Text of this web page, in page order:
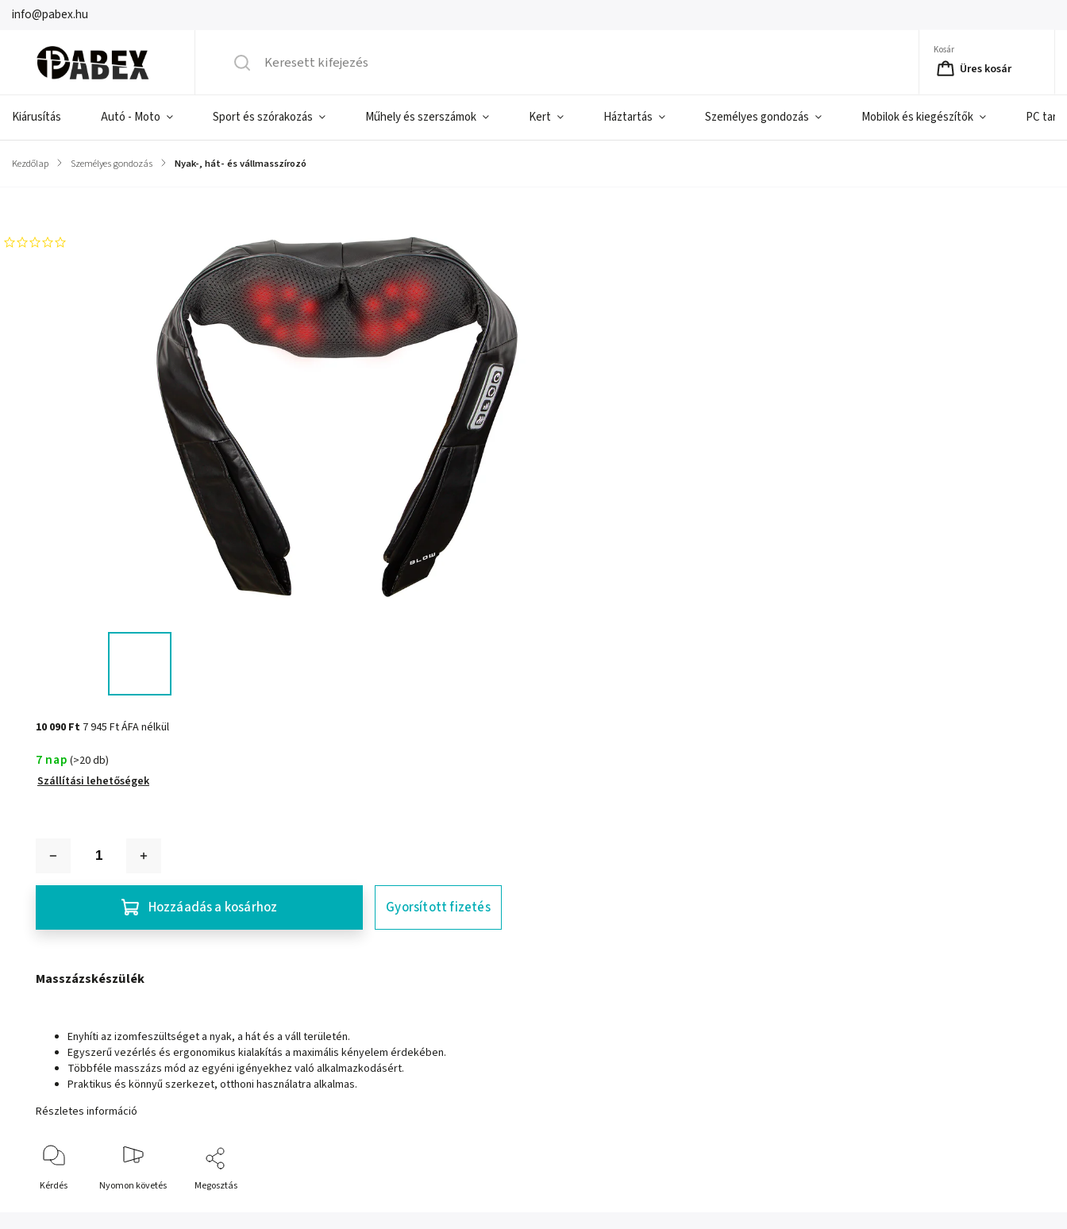
info@pabex.hu
Kosár
Üres kosár
Kiárusítás Autó - Moto Sport és szórakozás Műhely és szerszámok Kert Háztartás Személyes gondozás Mobilok és kiegészítők PC
Kezdőlap / Személyes gondozás / Nyak-, hát- és vállmasszírozó
10 090 Ft 7 945 Ft ÁFA nélkül
7 nap (>20 db)
Szállítási lehetőségek
Hozzáadás a kosárhoz Gyorsított fizetés
Masszázskészülék
Enyhíti az izomfeszültséget a nyak, a hát és a váll területén.
Egyszerű vezérlés és ergonomikus kialakítás a maximális kényelem érdekében.
Többféle masszázs mód az egyéni igényekhez való alkalmazkodásért.
Praktikus és könnyű szerkezet, otthoni használatra alkalmas.
Részletes információ
Kérdés Nyomon követés Megosztás